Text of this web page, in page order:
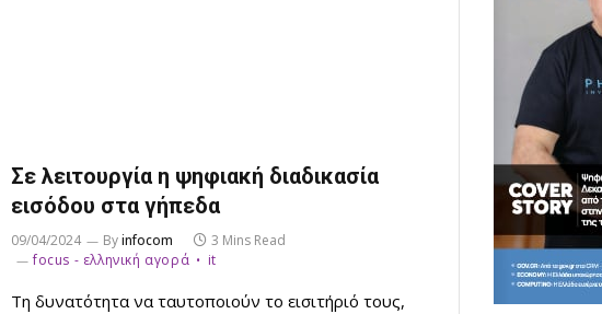
Σε λειτουργία η ψηφιακή διαδικασία
εισόδου στα γήπεδα
09/04/2024 Byinfocom
3 Mins Read
focus - ελληνική αγορά
it
Τη δυνατότητα να ταυτοποιούν το εισιτήριό τους,